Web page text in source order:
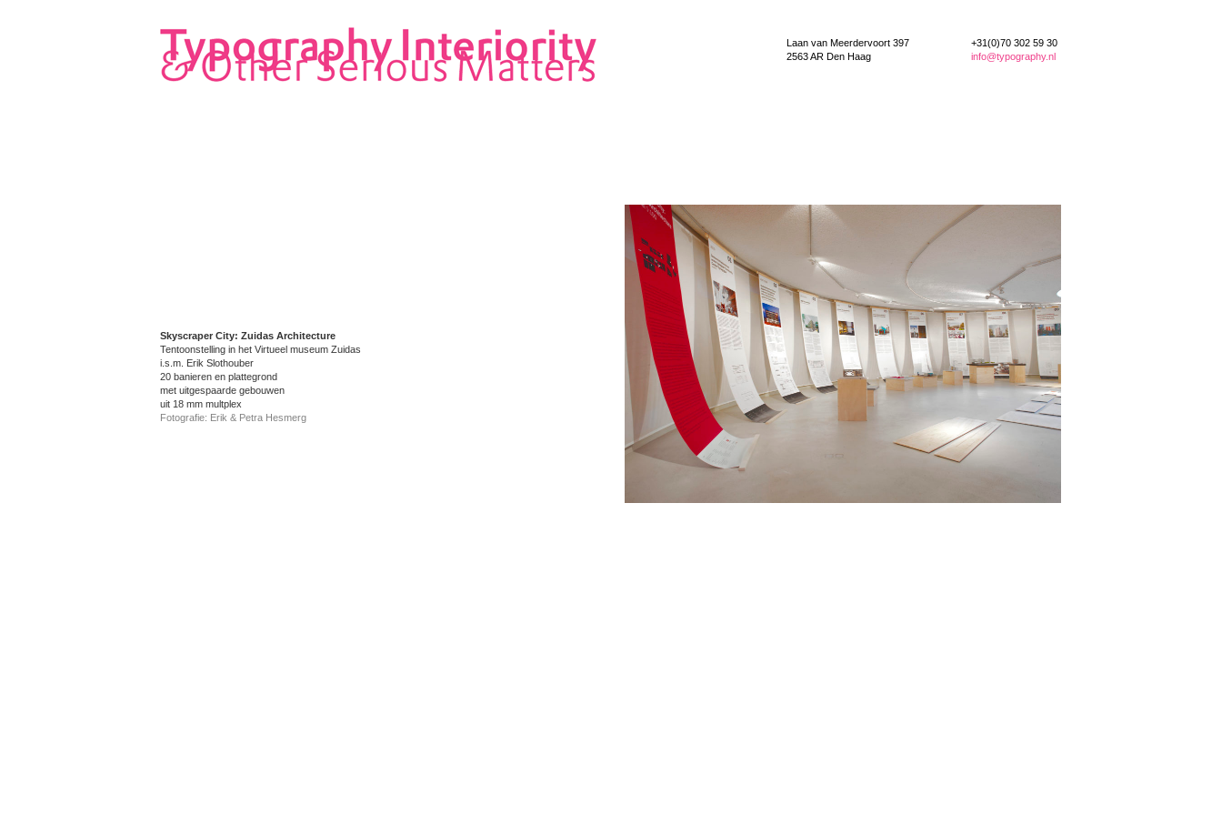
Laan van Meerdervoort 397
2563 AR Den Haag
+31(0)70 302 59 30
info@typography.nl
Skyscraper City: Zuidas Architecture
Tentoonstelling in het Virtueel museum Zuidas
i.s.m. Erik Slothouber
20 banieren en plattegrond
met uitgespaarde gebouwen
uit 18 mm multplex
Fotografie: Erik & Petra Hesmerg